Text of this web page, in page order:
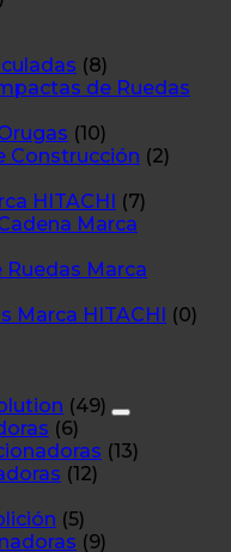
(8)
de Ruedas
(10)
Construcción (2)
HITACHI (7)
Marca
Ruedas Marca
Marca HITACHI (0)
(49)
(6)
(13)
(12)
(5)
(9)